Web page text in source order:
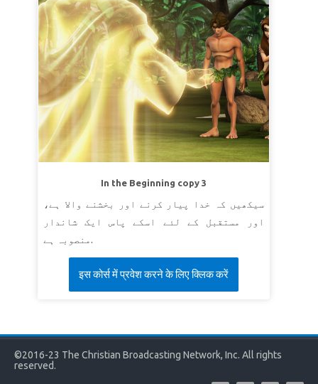
In the Beginning copy 3
سیکھیں کہ خدا پیار کرنے اور بخشنے والا ہے،
اور مستقبل کے لئے اسکے پاس ایک شاندار
منصوبہ ہے.
इस कोर्स में प्रवेश करने के लिए क्लिक करें
©2016-23 The Christian Broadcasting Network, Inc. All rights
reserved.